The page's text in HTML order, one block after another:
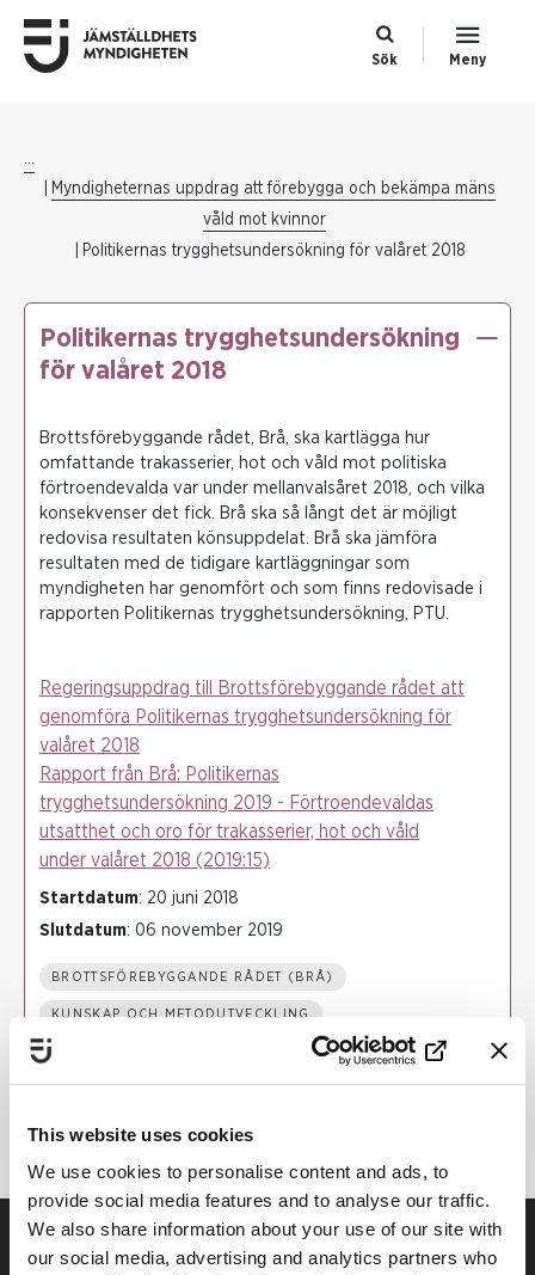
This website uses cookies
We use cookies to personalise content and ads, to
provide social media features and to analyse our traffic.
We also share information about your use of our site with
our social media, advertising and analytics partners who
Sök Meny
...
Myndigheternas uppdrag att förebygga och bekämpa mäns
våld mot kvinnor
Politikernas trygghetsundersökning för valåret 2018
Politikernas trygghetsundersökning
för valåret 2018
Brottsförebyggande rådet, Brå, ska kartlägga hur
omfattande trakasserier, hot och våld mot politiska
förtroendevalda var under mellanvalsåret 2018, och vilka
konsekvenser det fick. Brå ska så långt det är möjligt
redovisa resultaten könsuppdelat. Brå ska jämföra
resultaten med de tidigare kartläggningar som
myndigheten har genomfört och som finns redovisade i
rapporten Politikernas trygghetsundersökning, PTU.
Regeringsuppdrag till Brottsförebyggande rådet att
genomföra Politikernas trygghetsundersökning för
valåret 2018
Rapport från Brå: Politikernas
trygghetsundersökning 2019 - Förtroendevaldas
utsatthet och oro för trakasserier, hot och våld
under valåret 2018 (2019:15)
Startdatum: 20 juni 2018
Slutdatum: 06 november 2019
BROTTSFÖREBYGGANDE RÅDET (BRÅ)
KUNSKAP OCH METODUTVECKLING
KUNSKAPSBASERAT ARBETE